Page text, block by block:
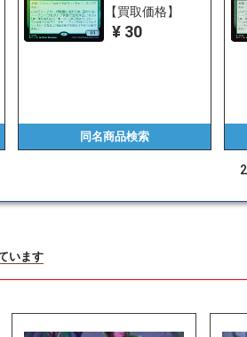
R
【買取価格】
¥ 30
同名商品検索
2
います